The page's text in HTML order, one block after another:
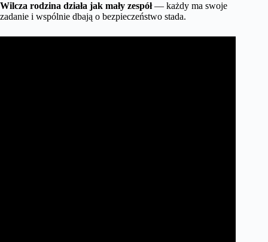
Wilcza rodzina działa jak mały zespół— każdy ma swoje
zadanie i wspólnie dbają o bezpieczeństwo stada.